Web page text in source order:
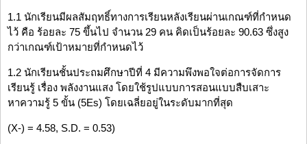
1.1 นักเรียนมีผลสัมฤทธิ์ทางการเรียนหลังเรียนผ่านเกณฑ์ที่กำหนด
ไว้ คือ ร้อยละ 75 ขึ้นไป จำนวน 29 คน คิดเป็นร้อยละ 90.63 ซึ่งสูง
กว่าเกณฑ์เป้าหมายที่กำหนดไว้
1.2 นักเรียนชั้นประถมศึกษาปีที่ 4 มีความพึงพอใจต่อการจัดการ
เรียนรู้ เรื่อง พลังงานแสง โดยใช้รูปแบบการสอนแบบสืบเสาะ
หาความรู้ 5 ขั้น (5Es) โดยเฉลี่ยอยู่ในระดับมากที่สุด
(X-) = 4.58, S.D. = 0.53)